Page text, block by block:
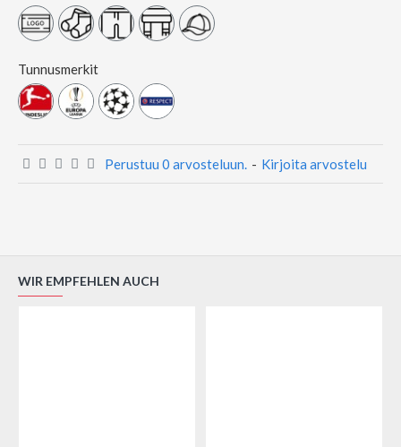
Perustuu 0 arvosteluun. - Kirjoita arvostelu
Tunnusmerkit
WIR EMPFEHLEN AUCH